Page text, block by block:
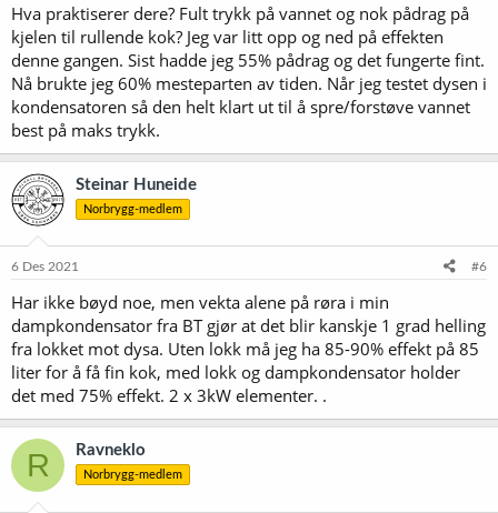
Hva praktiserer dere? Fult trykk på vannet og nok pådrag på
kjelen til rullende kok? Jeg var litt opp og ned på effekten
denne gangen. Sist hadde jeg 55% pådrag og det fungerte fint.
Nå brukte jeg 60% mesteparten av tiden. Når jeg testet dysen i
kondensatoren så den helt klart ut til å spre/forstøve vannet
best på maks trykk.
Steinar Huneide
Norbrygg-medlem
6 Des 2021 #6
Har ikke bøyd noe, men vekta alene på røra i min
dampkondensator fra BT gjør at det blir kanskje 1 grad helling
fra lokket mot dysa. Uten lokk må jeg ha 85-90% effekt på 85
liter for å få fin kok, med lokk og dampkondensator holder
det med 75% effekt. 2 x 3kW elementer. .
R Ravneklo
Norbrygg-medlem